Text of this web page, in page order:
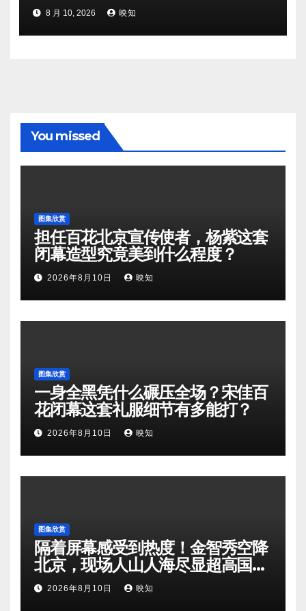
8 月 10, 2026 映知
You missed
图集欣赏
担任百花北京宣传使者，杨紫这套
闭幕造型究竟美到什么程度？
2026年8月10日 映知
图集欣赏
一身全黑凭什么碾压全场？宋佳百
花闭幕这套礼服细节有多能打？
2026年8月10日 映知
图集欣赏
隔着屏幕感受到热度！金智秀空降
北京，现场人山人海尽显超高国民
人气
2026年8月10日 映知